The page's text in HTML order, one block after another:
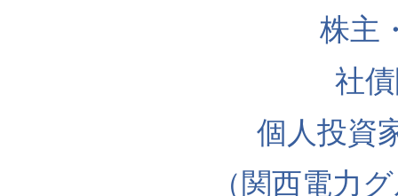
株主
社
個人投資
（関西電力